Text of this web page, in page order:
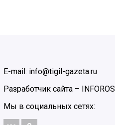
E-mail: info@tigil-gazeta.ru
Разработчик сайта – INFOROS
Мы в социальных сетях: